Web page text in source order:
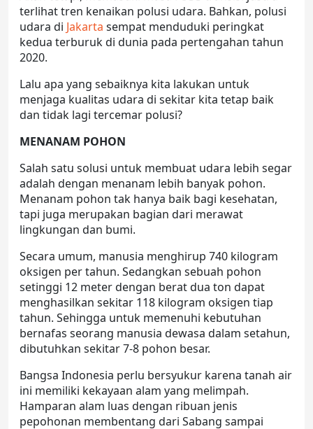
terlihat tren kenaikan polusi udara. Bahkan, polusi
udara di Jakarta sempat menduduki peringkat
kedua terburuk di dunia pada pertengahan tahun
2020.
Lalu apa yang sebaiknya kita lakukan untuk
menjaga kualitas udara di sekitar kita tetap baik
dan tidak lagi tercemar polusi?
MENANAM POHON
Salah satu solusi untuk membuat udara lebih segar
adalah dengan menanam lebih banyak pohon.
Menanam pohon tak hanya baik bagi kesehatan,
tapi juga merupakan bagian dari merawat
lingkungan dan bumi.
Secara umum, manusia menghirup 740 kilogram
oksigen per tahun. Sedangkan sebuah pohon
setinggi 12 meter dengan berat dua ton dapat
menghasilkan sekitar 118 kilogram oksigen tiap
tahun. Sehingga untuk memenuhi kebutuhan
bernafas seorang manusia dewasa dalam setahun,
dibutuhkan sekitar 7-8 pohon besar.
Bangsa Indonesia perlu bersyukur karena tanah air
ini memiliki kekayaan alam yang melimpah.
Hamparan alam luas dengan ribuan jenis
pepohonan membentang dari Sabang sampai